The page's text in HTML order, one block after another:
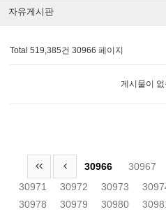
자유게시판
Total 519,385건 30966 페이지
게시물이
30966 30967
30971
30972 30973
30978
30979 30980